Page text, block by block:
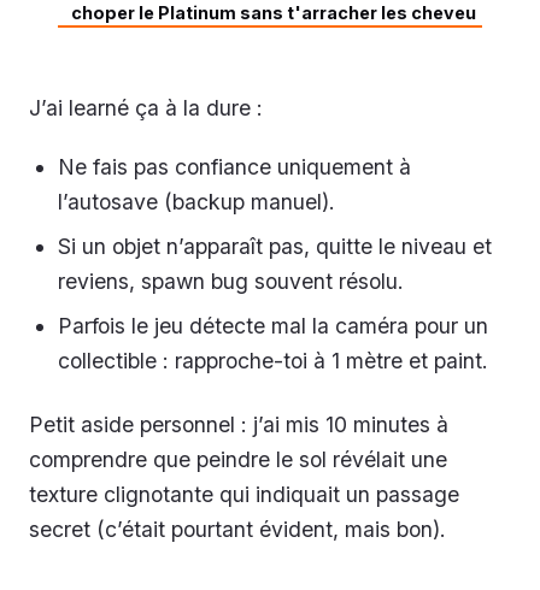
choper le Platinum sans t'arracher les cheveu
J’ai learné ça à la dure :
Ne fais pas confiance uniquement à
l’autosave (backup manuel).
Si un objet n’apparaît pas, quitte le niveau et
reviens, spawn bug souvent résolu.
Parfois le jeu détecte mal la caméra pour un
collectible : rapproche-toi à 1 mètre et paint.
Petit aside personnel : j’ai mis 10 minutes à
comprendre que peindre le sol révélait une
texture clignotante qui indiquait un passage
secret (c’était pourtant évident, mais bon).